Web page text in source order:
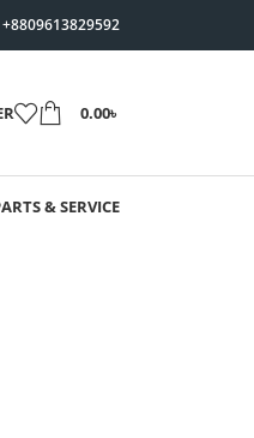
+8809613829592
0.00৳
& SERVICE